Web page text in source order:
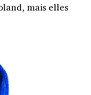
mais elles